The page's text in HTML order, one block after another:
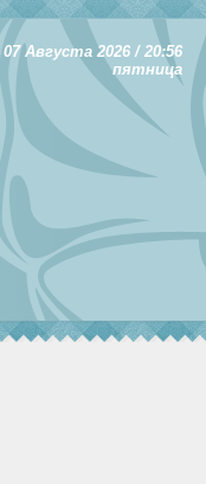
07 Августа 2026 / 20:56
пятница